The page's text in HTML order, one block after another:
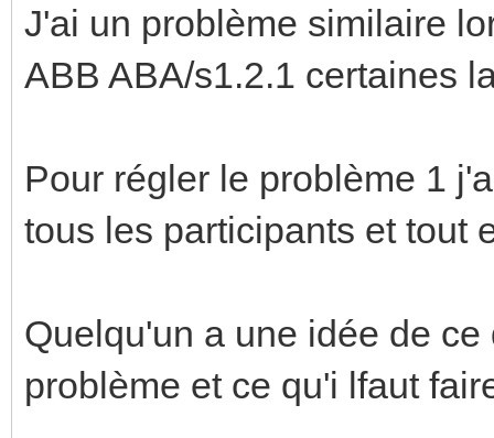
J'ai un problème similaire
ABB ABA/s1.2.1 certaines
Pour régler le problème 1
tous les participants et tout
Quelqu'un a une idée de
problème et ce qu'i lfaut